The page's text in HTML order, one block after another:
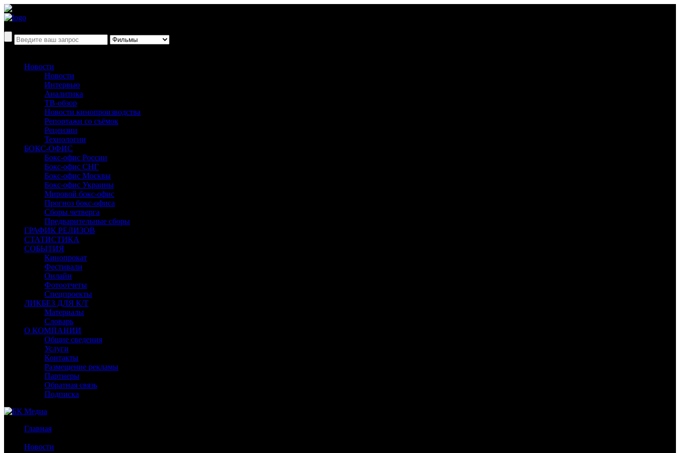
Новости
Новости
Интервью
Аналитика
ТВ-обзор
Новости кинопроизводства
Репортажи со съёмок
Рецензии
Технологии
БОКС-ОФИС
Бокс-офис России
Бокс-офис СНГ
Бокс-офис Москвы
Бокс-офис Украины
Мировой бокс-офис
Прогноз бокс-офиса
Сборы четверга
Предварительные сборы
ГРАФИК РЕЛИЗОВ
СТАТИСТИКА
СОБЫТИЯ
Кинопрокат
Фестивали
Онлайн
Фотоотчеты
Спецпроекты
ЛИКБЕЗ ДЛЯ К/Т
Материалы
Словарь
О КОМПАНИИ
Общие сведения
Услуги
Контакты
Размещение рекламы
Партнеры
Обратная связь
Подписка
Главная
Новости